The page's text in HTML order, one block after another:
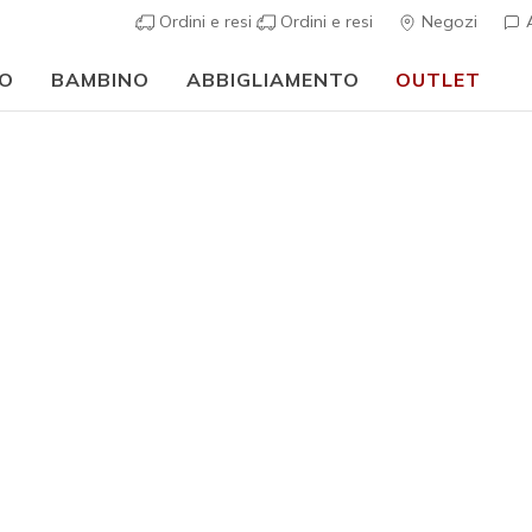
Ordini e resi Ordini e resi Negozi
BAMBINO ABBIGLIAMENTO OUTLET